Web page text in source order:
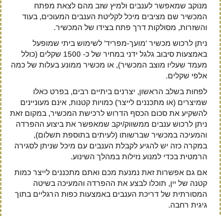
מנוקב שמאפשר לענבים ולמיץ שזב מהם לצאת מפתח
המכשיר שם מציבים מיכל לקליטת הענבים המעוכים, בעוד
והשזרות, מסולקות דרך פתח בצידו של המכשיר.
ניתן לרכוש מכשיר 'מועך-מפריד' לשימוש ביתי שמופעל
באמצעות סיבוב גלגל ידני במחיר של כ- 1500 שקלים (כולל
מעמד שעליו מוצב המכשיר), או מכשיר ממונע בעלות של כמה
אלפי שקלים.
לפחות בשלב הראשון, יצרנים ביתיים רבים, בפרט כאלו
שמיצרים (או מתכננים לייצר) כמויות קטנות, אינם מעוניינים
להשקיע את סכום הכסף הדרוש לרכישת המכשיר, במקום זאת
ניתן לרכוש ענבים ממשווק/יקב שמאפשר את ביצוע ההפרדה
והמעיכה במכשיר שברשותו (לעיתים בתוספת תשלום),
במקרה כזה יש להגיע לקבלת הענבים עם מיכל שניתן לסגירה
הרמטית בכדי למנוע נזילות במהלך השינוע.
אם גם אפשרות זאת נמנעת מכם ואתם מתכננים לייצר כמות
קטנה של יין, תוכלו לבצע את ההפרדה והמעיכה בשיטה
המסורתית של דריכת הענבים באמצעות כפות הרגליים בתוך
גיגית רחבה.